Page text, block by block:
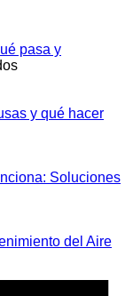
pasa y
en
no
pasa
y qué hacer
Soluciones
del Aire